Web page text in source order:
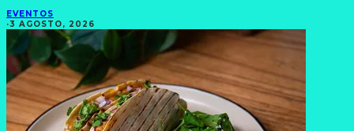
EVENTOS
·3 AGOSTO, 2026